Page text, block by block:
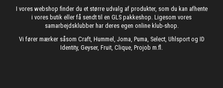
I vores webshop finder du et større udvalg af produkter, som du kan afhente
i vores butik eller få sendt til en GLS pakkeshop. Ligesom vores
samarbejdsklubber har deres egen online klub-shop.
Vi fører mærker såsom Craft, Hummel, Joma, Puma, Select, Uhlsport og ID
Identity, Geyser, Fruit, Clique, Projob m.fl.